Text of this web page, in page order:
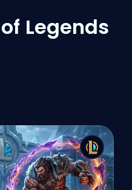
Legends